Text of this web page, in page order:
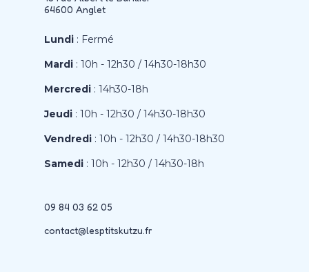
64600 Anglet
Lundi : Fermé
Mardi : 10h - 12h30 / 14h30-18h30
Mercredi : 14h30-18h
Jeudi : 10h - 12h30 / 14h30-18h30
Vendredi : 10h - 12h30 / 14h30-18h30
Samedi : 10h - 12h30 / 14h30-18h
09 84 03 62 05
contact@lesptitskutzu.fr